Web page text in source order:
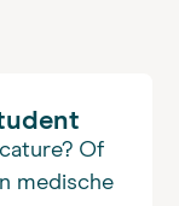
Of
medische